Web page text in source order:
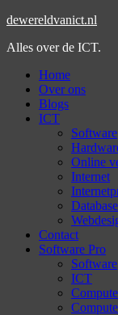
dewereldvanict.nl
Alles over de ICT.
Home
Over ons
Blogs
ICT
Software
Online
Internet
Contact
Software Pro
Software
ICT